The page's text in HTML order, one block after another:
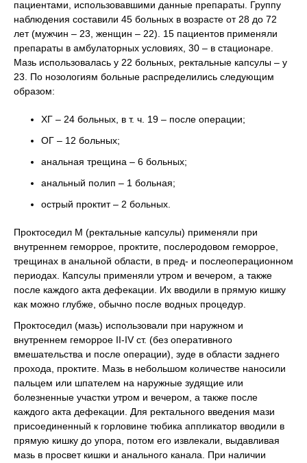
пациентами, использовавшими данные препараты. Группу
наблюдения составили 45 больных в возрасте от 28 до 72
лет (мужчин – 23, женщин – 22). 15 пациентов применяли
препараты в амбулаторных условиях, 30 – в стационаре.
Мазь использовалась у 22 больных, ректальные капсулы – у
23. По нозологиям больные распределились следующим
образом:
ХГ – 24 больных, в т. ч. 19 – после операции;
ОГ – 12 больных;
анальная трещина – 6 больных;
анальный полип – 1 больная;
острый проктит – 2 больных.
Проктоседил М (ректальные капсулы) применяли при
внутреннем геморрое, проктите, послеродовом геморрое,
трещинах в анальной области, в пред- и послеоперационном
периодах. Капсулы применяли утром и вечером, а также
после каждого акта дефекации. Их вводили в прямую кишку
как можно глубже, обычно после водных процедур.
Проктоседил (мазь) использовали при наружном и
внутреннем геморрое ІІ-IV ст. (без оперативного
вмешательства и после операции), зуде в области заднего
прохода, проктите. Мазь в небольшом количестве наносили
пальцем или шпателем на наружные зудящие или
болезненные участки утром и вечером, а также после
каждого акта дефекации. Для ректального введения мази
присоединенный к горловине тюбика аппликатор вводили в
прямую кишку до упора, потом его извлекали, выдавливая
мазь в просвет кишки и анального канала. При наличии